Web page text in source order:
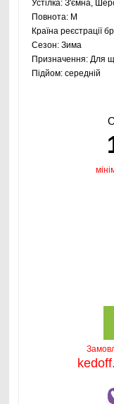
Устілка:З'ємна,
Повнота: M
Країна реєстрації
Сезон:Зима
Призначення:Для
Підйом:середній